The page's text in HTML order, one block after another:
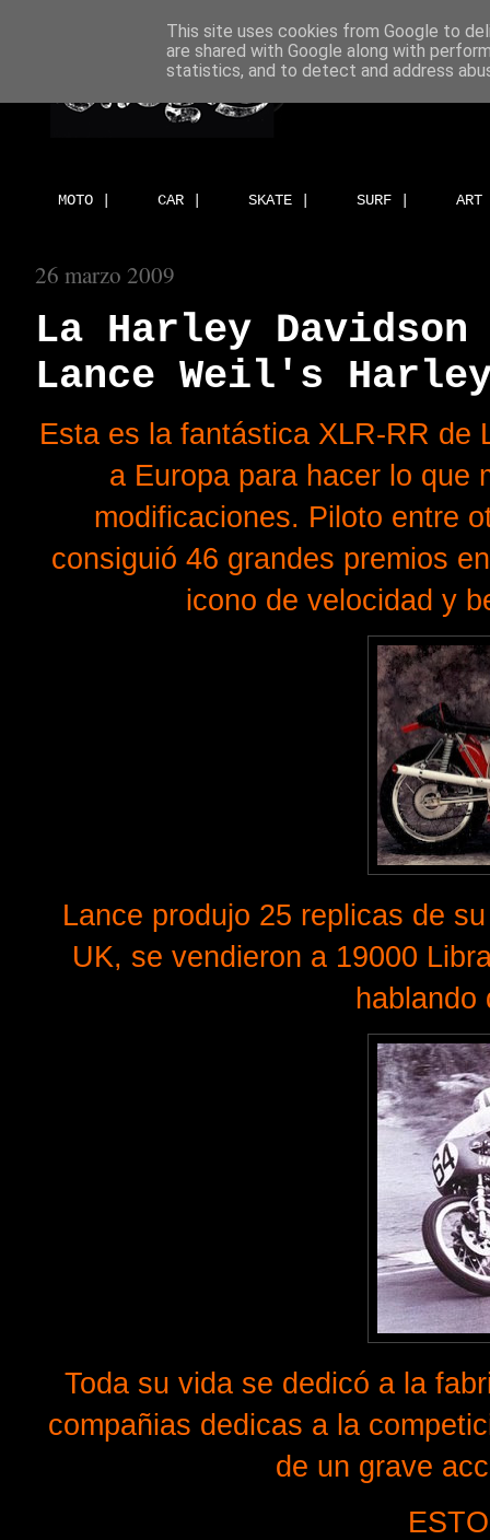
MOTO | CAR | SKATE | SURF |
26 marzo 2009
La Harley
Lance Weil's
Esta es la fantástica XLR-RR de
a Europa para hacer lo que
modificaciones. Piloto entre
consiguió 46 grandes premios
icono de velocidad y
Lance produjo 25 replicas de
UK, se vendieron a 19000
hablando
Toda su vida se dedicó a la
compañias dedicas a la
de un grave
This site uses cookies from Google to
are shared with Google along with
statistics, and to detect and address